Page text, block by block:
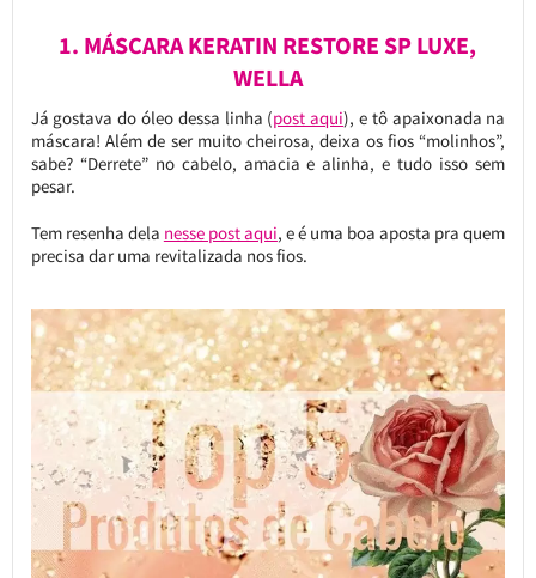
1. MÁSCARA KERATIN RESTORE SP LUXE,
WELLA
Já gostava do óleo dessa linha (post aqui), e tô apaixonada na
máscara! Além de ser muito cheirosa, deixa os fios “molinhos”,
sabe? “Derrete” no cabelo, amacia e alinha, e tudo isso sem
pesar.
Tem resenha dela nesse post aqui, e é uma boa aposta pra quem
precisa dar uma revitalizada nos fios.